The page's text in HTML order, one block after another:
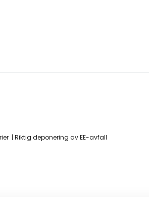
Riktig deponering av EE-avfall